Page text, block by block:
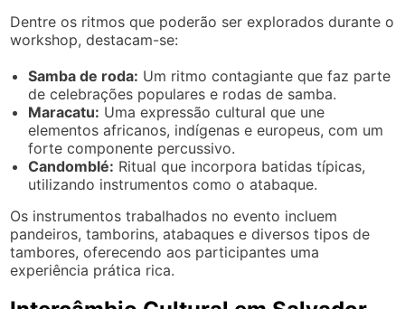
Dentre os ritmos que poderão ser explorados durante o
workshop, destacam-se:
Samba de roda: Um ritmo contagiante que faz parte
de celebrações populares e rodas de samba.
Maracatu: Uma expressão cultural que une
elementos africanos, indígenas e europeus, com um
forte componente percussivo.
Candomblé: Ritual que incorpora batidas típicas,
utilizando instrumentos como o atabaque.
Os instrumentos trabalhados no evento incluem
pandeiros, tamborins, atabaques e diversos tipos de
tambores, oferecendo aos participantes uma
experiência prática rica.